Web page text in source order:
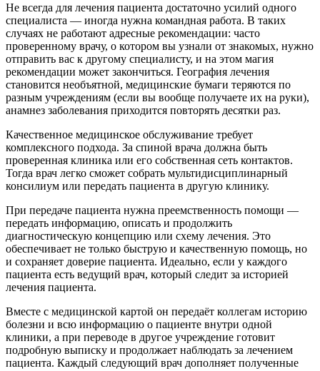
Не всегда для лечения пациента достаточно усилий одного
специалиста — иногда нужна командная работа. В таких
случаях не работают адресные рекомендации: часто
проверенному врачу, о котором вы узнали от знакомых, нужно
отправить вас к другому специалисту, и на этом магия
рекомендации может закончиться. География лечения
становится необъятной, медицинские бумаги теряются по
разным учреждениям (если вы вообще получаете их на руки),
анамнез заболевания приходится повторять десятки раз.
Качественное медицинское обслуживание требует
комплексного подхода. За спиной врача должна быть
проверенная клиника или его собственная сеть контактов.
Тогда врач легко сможет собрать мультидисциплинарный
консилиум или передать пациента в другую клинику.
При передаче пациента нужна преемственность помощи —
передать информацию, описать и продолжить
диагностическую концепцию или схему лечения. Это
обеспечивает не только быструю и качественную помощь, но
и сохраняет доверие пациента. Идеально, если у каждого
пациента есть ведущий врач, который следит за историей
лечения пациента.
Вместе с медицинской картой он передаёт коллегам историю
болезни и всю информацию о пациенте внутри одной
клиники, а при переводе в другое учреждение готовит
подробную выписку и продолжает наблюдать за лечением
пациента. Каждый следующий врач дополняет полученные